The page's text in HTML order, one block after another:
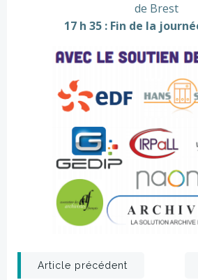
de Brest
17 h 35 : Fin de la
Post
Article précédent